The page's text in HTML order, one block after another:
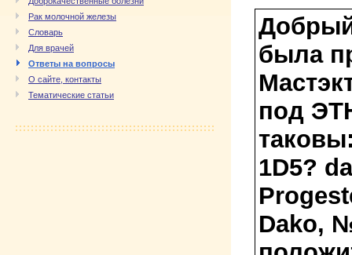
Рак молочной железы
Словарь
Для врачей
Ответы на вопросы
О сайте, контакты
Тематические статьи
была
под
1D5?
Dako,